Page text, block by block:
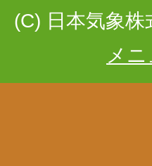
(C) 日本気象株
メ